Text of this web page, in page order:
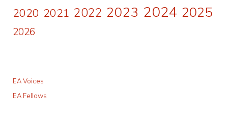
2020 2021 2022 2023 2024 2025
2026
EA Voices
EA Fellows